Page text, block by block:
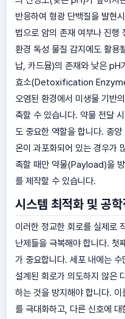
반응하여 형광 단백질을 발현
법으로 암의 존재 여부나 진행
환경 독성 물질 감지에도 활용
납, 카드뮴)의 존재와 낮은 pH
효소(Detoxification
오염된 환경에서 미생물 기
축할 수 있습니다. 약물 전달
도 중요한 역할을 합니다. 종
온이 과포화되어 있는 경우가
족할 때만 약물(Payload)을
를 제작할 수 있습니다.
시스템 최적화 및 공
이러한 정교한 회로를 실제로
난제들을 극복해야 합니다. 첫
가 중요합니다. 세포 내에는
설계된 회로가 의도하지 않
하는 것을 방지해야 합니다.
를 극대화하고, 다른 신호에